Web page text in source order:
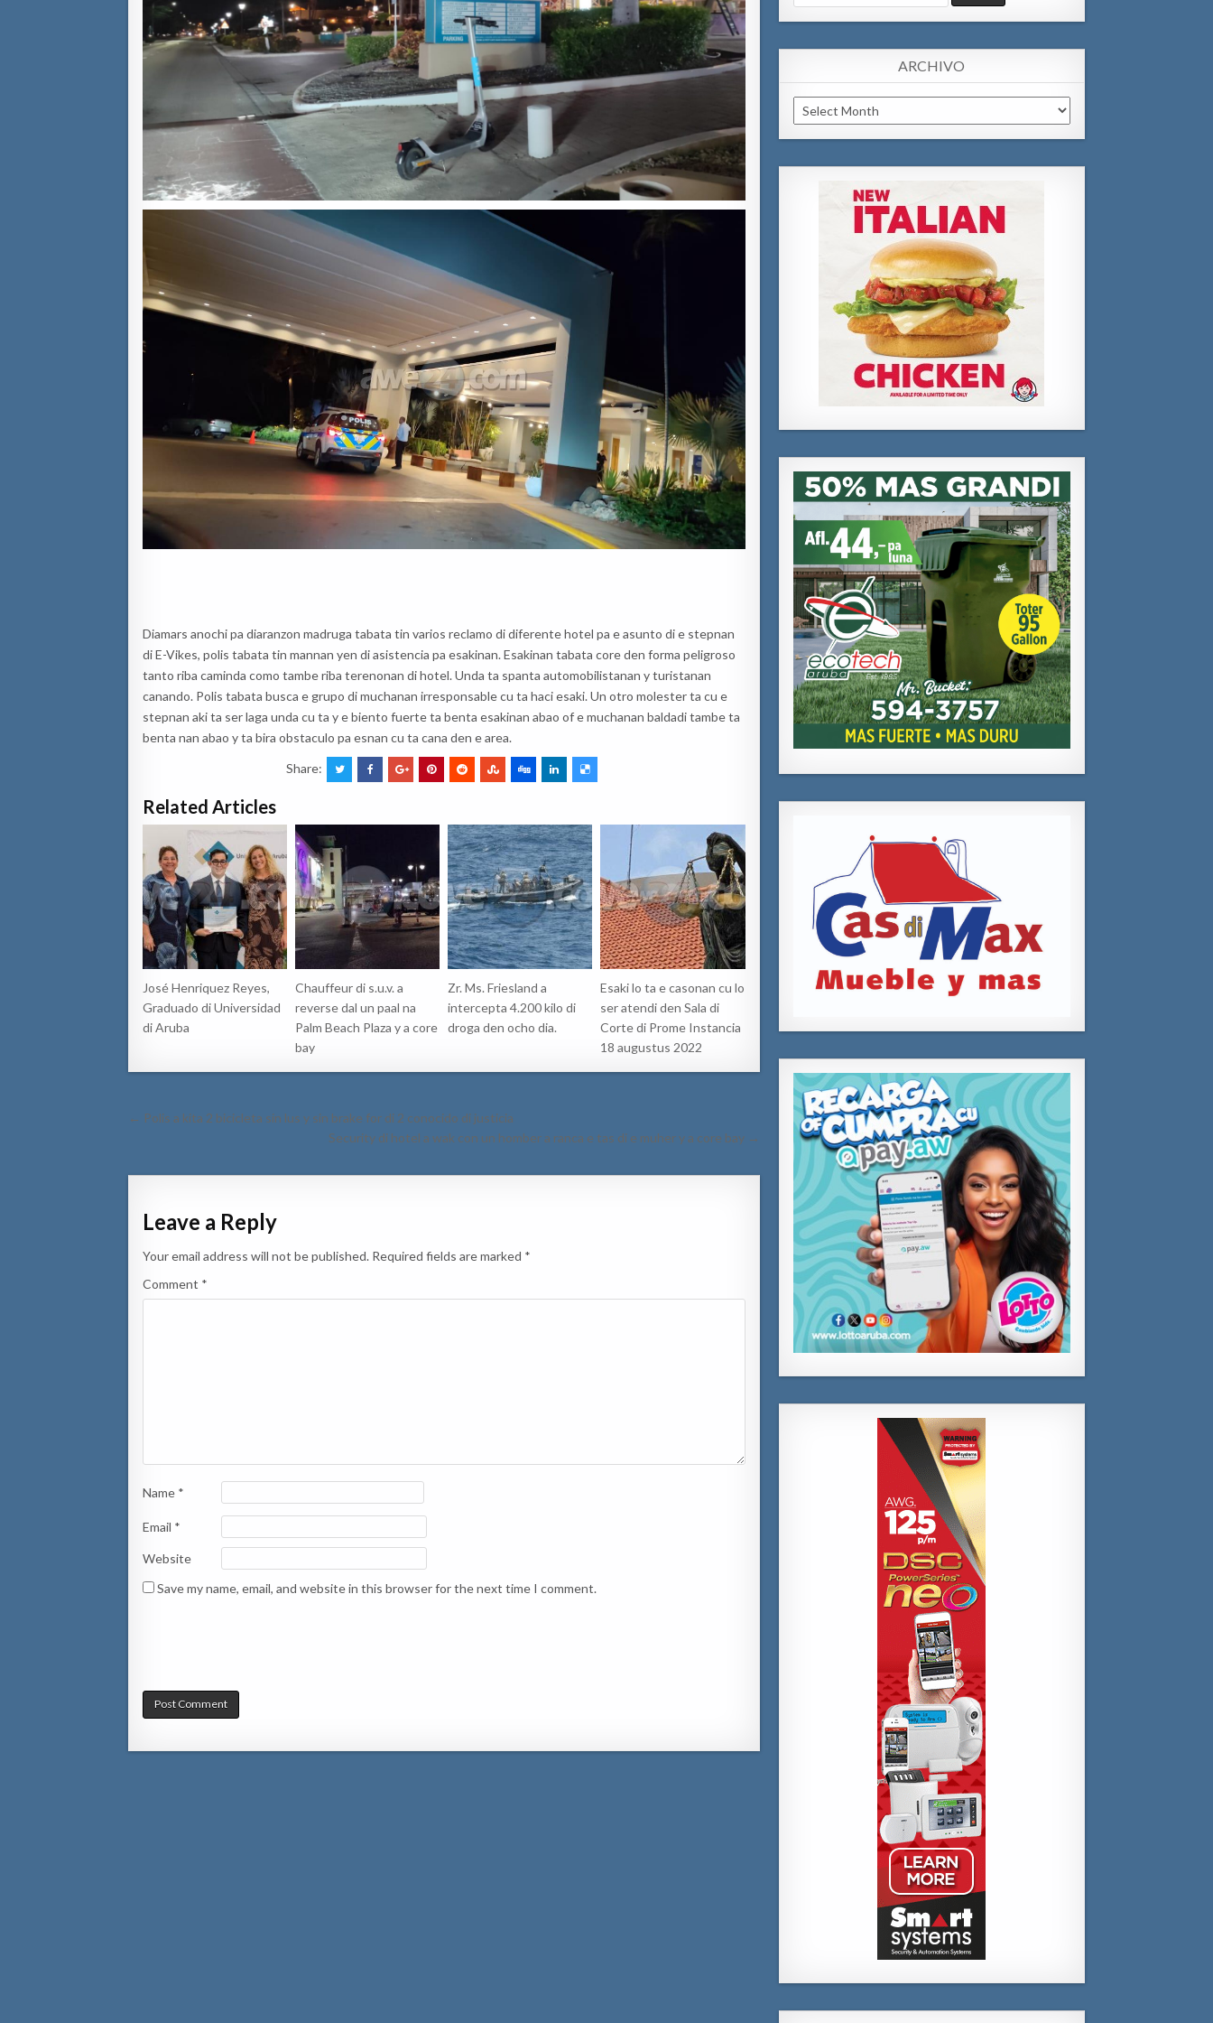
Diamars anochi pa diaranzon madruga tabata tin varios reclamo di diferente hotel pa e asunto di e stepnan
di E-Vikes, polis tabata tin mannan yen di asistencia pa esakinan. Esakinan tabata core den forma peligroso
tanto riba caminda como tambe riba terenonan di hotel. Unda ta spanta automobilistanan y turistanan
canando. Polis tabata busca e grupo di muchanan irresponsable cu ta haci esaki. Un otro molester ta cu e
stepnan aki ta ser laga unda cu ta y e biento fuerte ta benta esakinan abao of e muchanan baldadi tambe ta
benta nan abao y ta bira obstaculo pa esnan cu ta cana den e area.
Share:
Related Articles
José Henriquez Reyes,
Graduado di Universidad
di Aruba
Chauffeur di s.u.v. a
reverse dal un paal na
Palm Beach Plaza y a core
bay
Zr. Ms. Friesland a
intercepta 4.200 kilo di
droga den ocho dia.
Esaki lo ta e casonan cu lo
ser atendi den Sala di
Corte di Prome Instancia
18 augustus 2022
Post
← Polis a kita 2 bicicleta sin lus y sin brake for di 2 conocido di justicia
Security di hotel a wak con un homber a ranca e tas di e muher y a core bay →
Leave a Reply
Your email address will not be published. Required fields are marked *
Comment *
Name *
Email *
Website
Save my name, email, and website in this browser for the next time I comment.
for:
ARCHIVO
Archivo